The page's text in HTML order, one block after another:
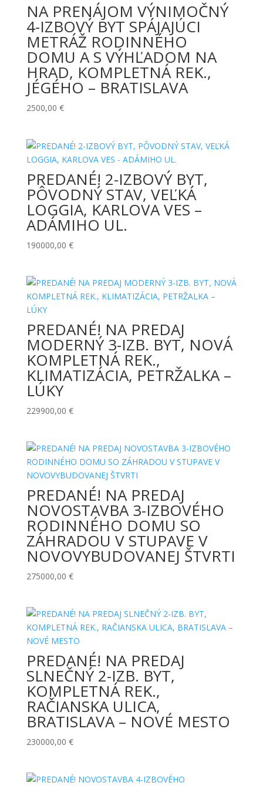
NA PRENÁJOM VÝNIMOČNÝ
4-IZBOVÝ BYT SPÁJAJÚCI
METRÁŽ RODINNÉHO
DOMU A S VÝHĽADOM NA
HRAD, KOMPLETNÁ REK.,
JÉGÉHO – BRATISLAVA
2500,00 €
PREDANÉ! 2-IZBOVÝ BYT,
PÔVODNÝ STAV, VEĽKÁ
LOGGIA, KARLOVA VES –
ADÁMIHO UL.
190000,00 €
PREDANÉ! NA PREDAJ
MODERNÝ 3-IZB. BYT, NOVÁ
KOMPLETNÁ REK.,
KLIMATIZÁCIA, PETRŽALKA –
LÚKY
229900,00 €
PREDANÉ! NA PREDAJ
NOVOSTAVBA 3-IZBOVÉHO
RODINNÉHO DOMU SO
ZÁHRADOU V STUPAVE V
NOVOVYBUDOVANEJ ŠTVRTI
275000,00 €
PREDANÉ! NA PREDAJ
SLNEČNÝ 2-IZB. BYT,
KOMPLETNÁ REK.,
RAČIANSKA ULICA,
BRATISLAVA – NOVÉ MESTO
230000,00 €